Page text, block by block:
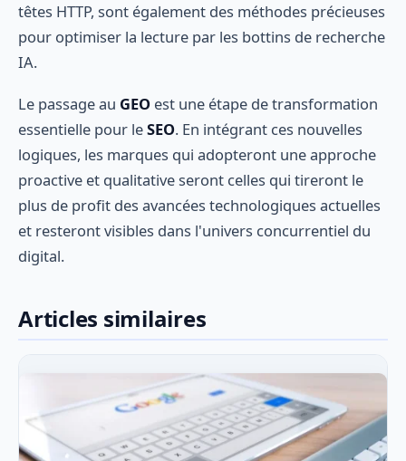
têtes HTTP, sont également des méthodes précieuses
pour optimiser la lecture par les bottins de recherche
IA.
Le passage au GEO est une étape de transformation
essentielle pour leSEO. En intégrant ces nouvelles
logiques, les marques qui adopteront une approche
proactive et qualitative seront celles qui tireront le
plus de profit des avancées technologiques actuelles
et resteront visibles dans l'univers concurrentiel du
digital.
Articles similaires